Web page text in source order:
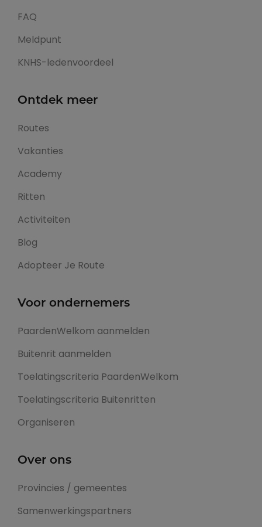
FAQ
Meldpunt
KNHS-ledenvoordeel
Ontdek meer
Routes
Vakanties
Academy
Ritten
Activiteiten
Blog
Adopteer Je Route
Voor ondernemers
PaardenWelkom aanmelden
Buitenrit aanmelden
Toelatingscriteria PaardenWelkom
Toelatingscriteria Buitenritten
Organiseren
Over ons
Provincies / gemeentes
Samenwerkingspartners